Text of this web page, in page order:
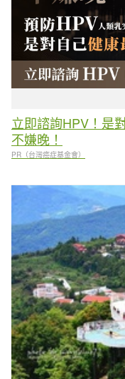
立即諮詢HPV！是
不嫌晚！
PR（台灣癌症基金會）